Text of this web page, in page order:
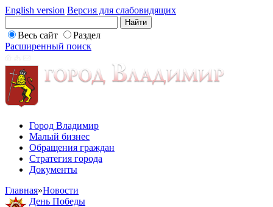
English version Версия для слабовидящих
Весь сайт
Раздел
Расширенный поиск
Город Владимир
Малый бизнес
Обращения граждан
Стратегия города
Документы
Главная»Новости
День Победы